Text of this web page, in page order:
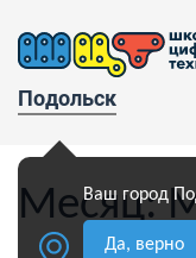
Подольск
Ваш город
Да, верно
Месяц: